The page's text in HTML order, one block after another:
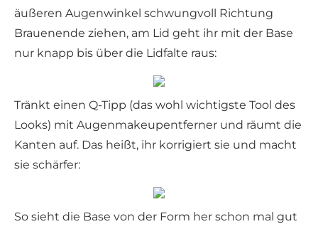
äußeren Augenwinkel schwungvoll Richtung
Brauenende ziehen, am Lid geht ihr mit der Base
nur knapp bis über die Lidfalte raus:
Tränkt einen Q-Tipp (das wohl wichtigste Tool des
Looks) mit Augenmakeupentferner und räumt die
Kanten auf. Das heißt, ihr korrigiert sie und macht
sie schärfer:
So sieht die Base von der Form her schon mal gut